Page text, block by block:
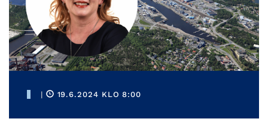
| 19.6.2024 KLO 8:00